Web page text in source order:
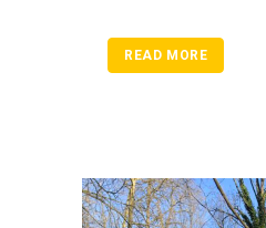
READ MORE